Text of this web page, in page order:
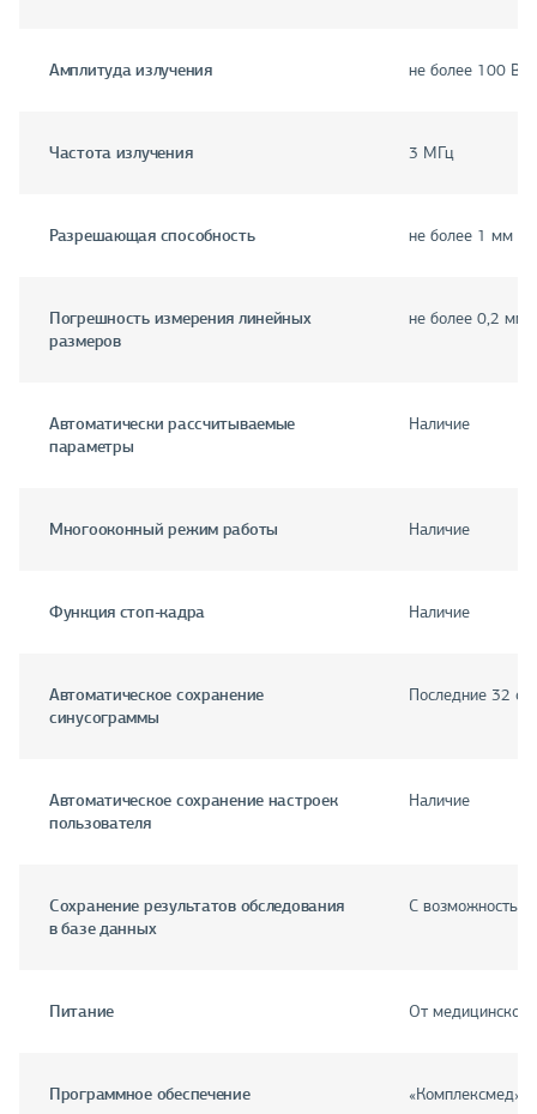
Амплитуда излучения не более 100 В
Частота излучения 3 МГц
Разрешающая способность не более 1 мм
Погрешность измерения линейных
размеров
не более 0,2 мм
Автоматически рассчитываемые
параметры
Наличие
Многооконный режим работы Наличие
Функция стоп-кадра Наличие
Автоматическое сохранение
синусограммы
Последние 32
Автоматическое сохранение настроек
пользователя
Наличие
Сохранение результатов обследования
в базе данных
С возможностью
Питание От
Программное обеспечение «Комплексмед»